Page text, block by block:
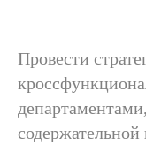
Провести
содержательной